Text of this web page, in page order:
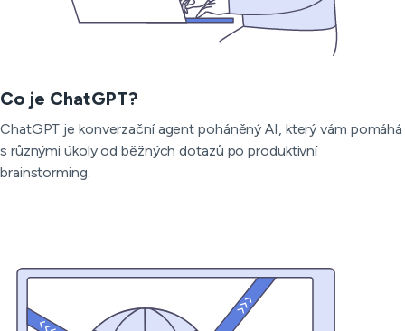
Co je ChatGPT?
ChatGPT je konverzační agent poháněný AI, který vám pomáhá
s různými úkoly od běžných dotazů po produktivní
brainstorming.